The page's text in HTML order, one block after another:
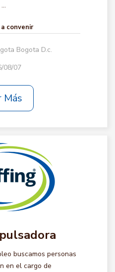
...
a convenir
Bogota D.c.
08/07
Más
buscamos personas
en el cargo de